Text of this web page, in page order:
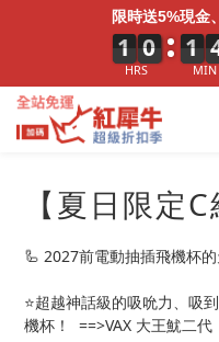
【夏日限定
🦾 2027前電動抽插飛機杯
⭐️超越神話級的吸吮力、吸
機杯！  ==>VAX 大王魷二代
限時送5%現金
1
1
1 0
0
0
HRS
1
1
1
MIN